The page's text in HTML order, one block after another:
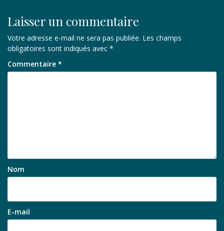
Laisser un commentaire
Votre adresse e-mail ne sera pas publiée. Les champs
obligatoires sont indiqués avec *
Commentaire *
Nom
E-mail